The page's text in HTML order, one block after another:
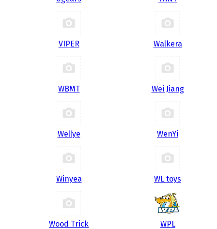
VIPER Walkera
WBMT Wei Jiang
Wellye WenYi
Winyea WL toys
Wood Trick WPL